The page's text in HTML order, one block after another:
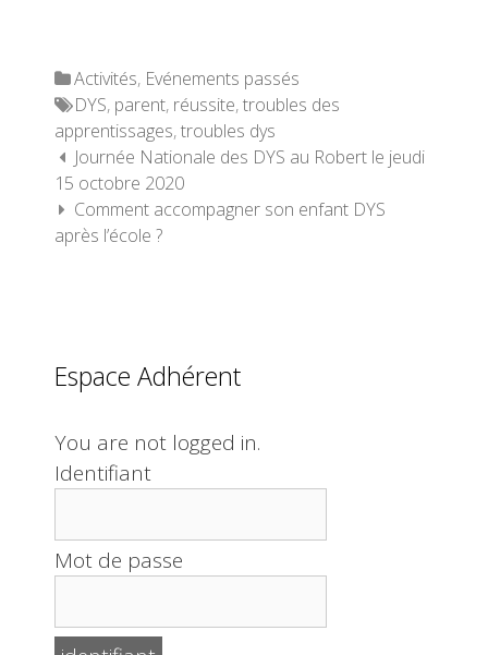
Categories
Activités, Evénements passés
Tags
DYS, parent, réussite,troubles des
apprentissages,troubles dys
Navigation des articles
Journée Nationale des DYS au Robert le jeudi
15 octobre 2020
Comment accompagner son enfant DYS
après l’école ?
Espace Adhérent
You are not logged in.
Identifiant
Mot de passe